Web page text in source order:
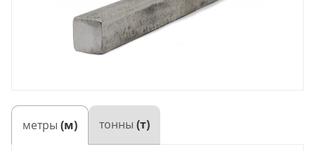
метры (м) тонны (т)